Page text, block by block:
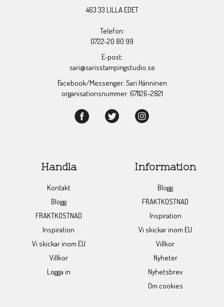
463 33 LILLA EDET
Telefon:
0722-20 80 99
E-post:
sari@sarisstampingstudio.se
Facebook/Messenger: Sari Hänninen
organisationsnummer: 671126-2821
Handla
Kontakt
Blogg
FRAKTKOSTNAD
Inspiration
Vi skickar inom EU
Villkor
Logga in
Information
Blogg
FRAKTKOSTNAD
Inspiration
Vi skickar inom EU
Villkor
Nyheter
Nyhetsbrev
Om cookies